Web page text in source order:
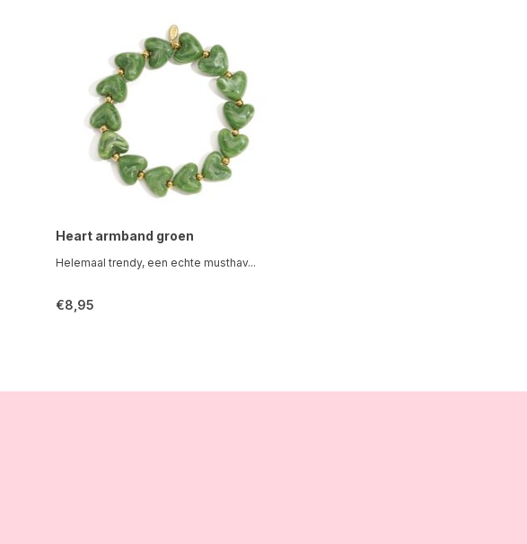
Heart armband groen
Helemaal trendy, een echte musthav...
€8,95